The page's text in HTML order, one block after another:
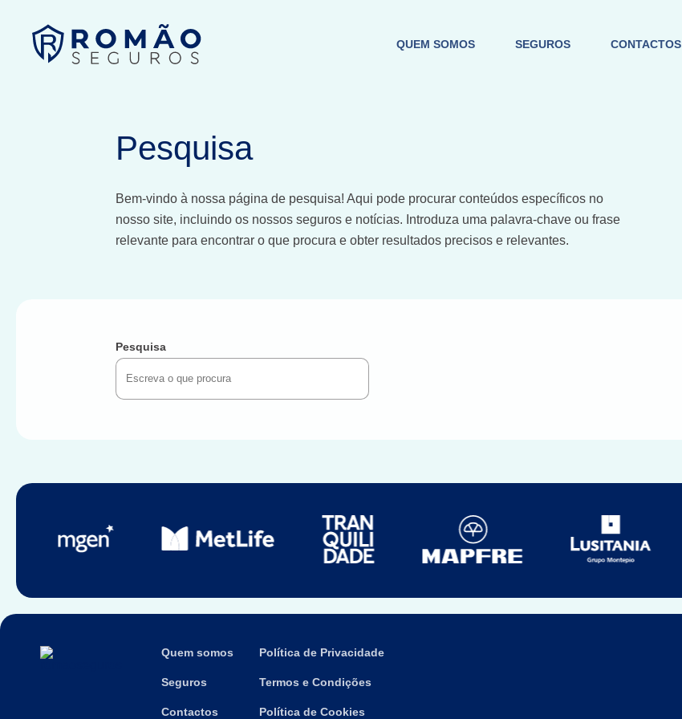
QUEM SOMOS SEGUROS CONTACTOS
Pesquisa
Bem-vindo à nossa página de pesquisa! Aqui pode procurar conteúdos específicos no
nosso site, incluindo os nossos seguros e notícias. Introduza uma palavra-chave ou frase
relevante para encontrar o que procura e obter resultados precisos e relevantes.
Pesquisa
Quem somos
Seguros
Contactos
Política de Privacidade
Termos e Condições
Política de Cookies